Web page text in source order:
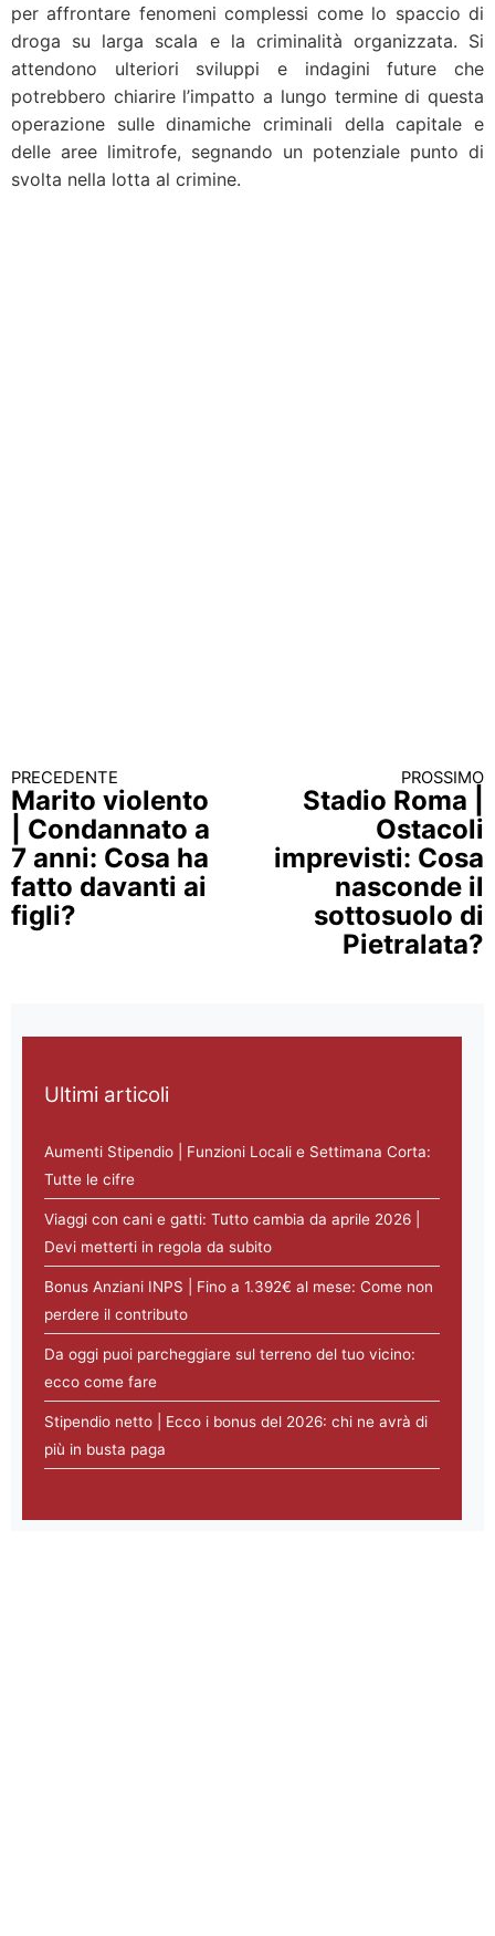
per affrontare fenomeni complessi come lo spaccio di
droga su larga scala e la criminalità organizzata. Si
attendono ulteriori sviluppi e indagini future che
potrebbero chiarire l’impatto a lungo termine di questa
operazione sulle dinamiche criminali della capitale e
delle aree limitrofe, segnando un potenziale punto di
svolta nella lotta al crimine.
Continua a leggere
PRECEDENTE
Marito violento
| Condannato a
7 anni: Cosa ha
fatto davanti ai
figli?
PROSSIMO
Stadio Roma |
Ostacoli
imprevisti: Cosa
nasconde il
sottosuolo di
Pietralata?
Ultimi articoli
Aumenti Stipendio | Funzioni Locali e Settimana Corta:
Tutte le cifre
Viaggi con cani e gatti: Tutto cambia da aprile 2026 |
Devi metterti in regola da subito
Bonus Anziani INPS | Fino a 1.392€ al mese: Come non
perdere il contributo
Da oggi puoi parcheggiare sul terreno del tuo vicino:
ecco come fare
Stipendio netto | Ecco i bonus del 2026: chi ne avrà di
più in busta paga